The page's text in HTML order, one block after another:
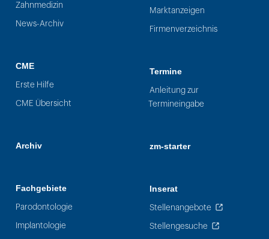
Zahnmedizin
News-Archiv
CME
Erste Hilfe
CME Übersicht
Archiv
Fachgebiete
Parodontologie
Implantologie
Marktanzeigen
Firmenverzeichnis
Termine
Anleitung zur
Termineingabe
zm-starter
Inserat
Stellenangebote
Stellengesuche